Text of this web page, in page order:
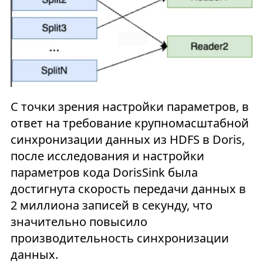
С точки зрения настройки параметров, в
ответ на требование крупномасштабной
синхронизации данных из HDFS в Doris,
после исследования и настройки
параметров кода DorisSink была
достигнута скорость передачи данных в
2 миллиона записей в секунду, что
значительно повысило
производительность синхронизации
данных.